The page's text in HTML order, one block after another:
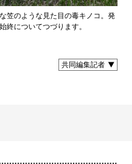
笠のような見た目の毒キノコ。発
終についてつづります。
共同編集記者